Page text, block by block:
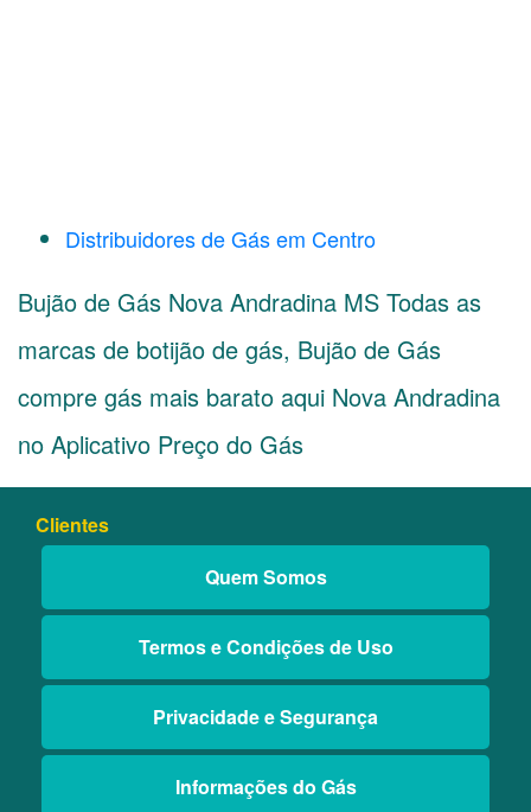
Distribuidores de Gás em Centro
Bujão de Gás Nova Andradina MS Todas as
marcas de botijão de gás, Bujão de Gás
compre gás mais barato aqui Nova Andradina
no Aplicativo Preço do Gás
Clientes
Quem Somos
Termos e Condições de Uso
Privacidade e Segurança
Informações do Gás